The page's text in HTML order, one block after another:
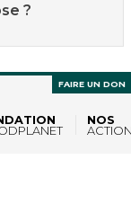
NOS
FAIRE UN DON
?